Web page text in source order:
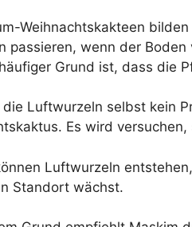
Weihnachtskakteen
passieren, wenn der
Grund ist, dass die
die Luftwurzeln selbst kein
Es wird
Luftwurzeln
Standort wächst.